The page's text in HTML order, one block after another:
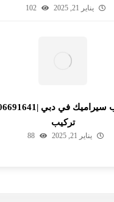
يناير 21, 2025 102
تركيب
يناير 21, 2025 88